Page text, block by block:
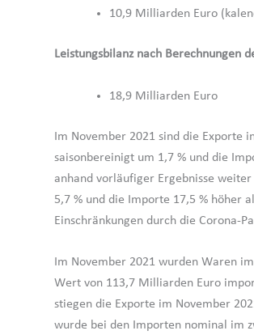
10,9 Milliarden Euro
Leistungsbilanz nach Berechnungen
18,9 Milliarden Euro
Im November 2021 sind die Exporte
saisonbereinigt um 1,7 % und die
anhand vorläufiger Ergebnisse
5,7 % und die Importe 17,5 % höher
Einschränkungen durch die Corona-
Im November 2021 wurden Waren
Wert von 113,7 Milliarden Euro
stiegen die Exporte im November
wurde bei den Importen nominal im